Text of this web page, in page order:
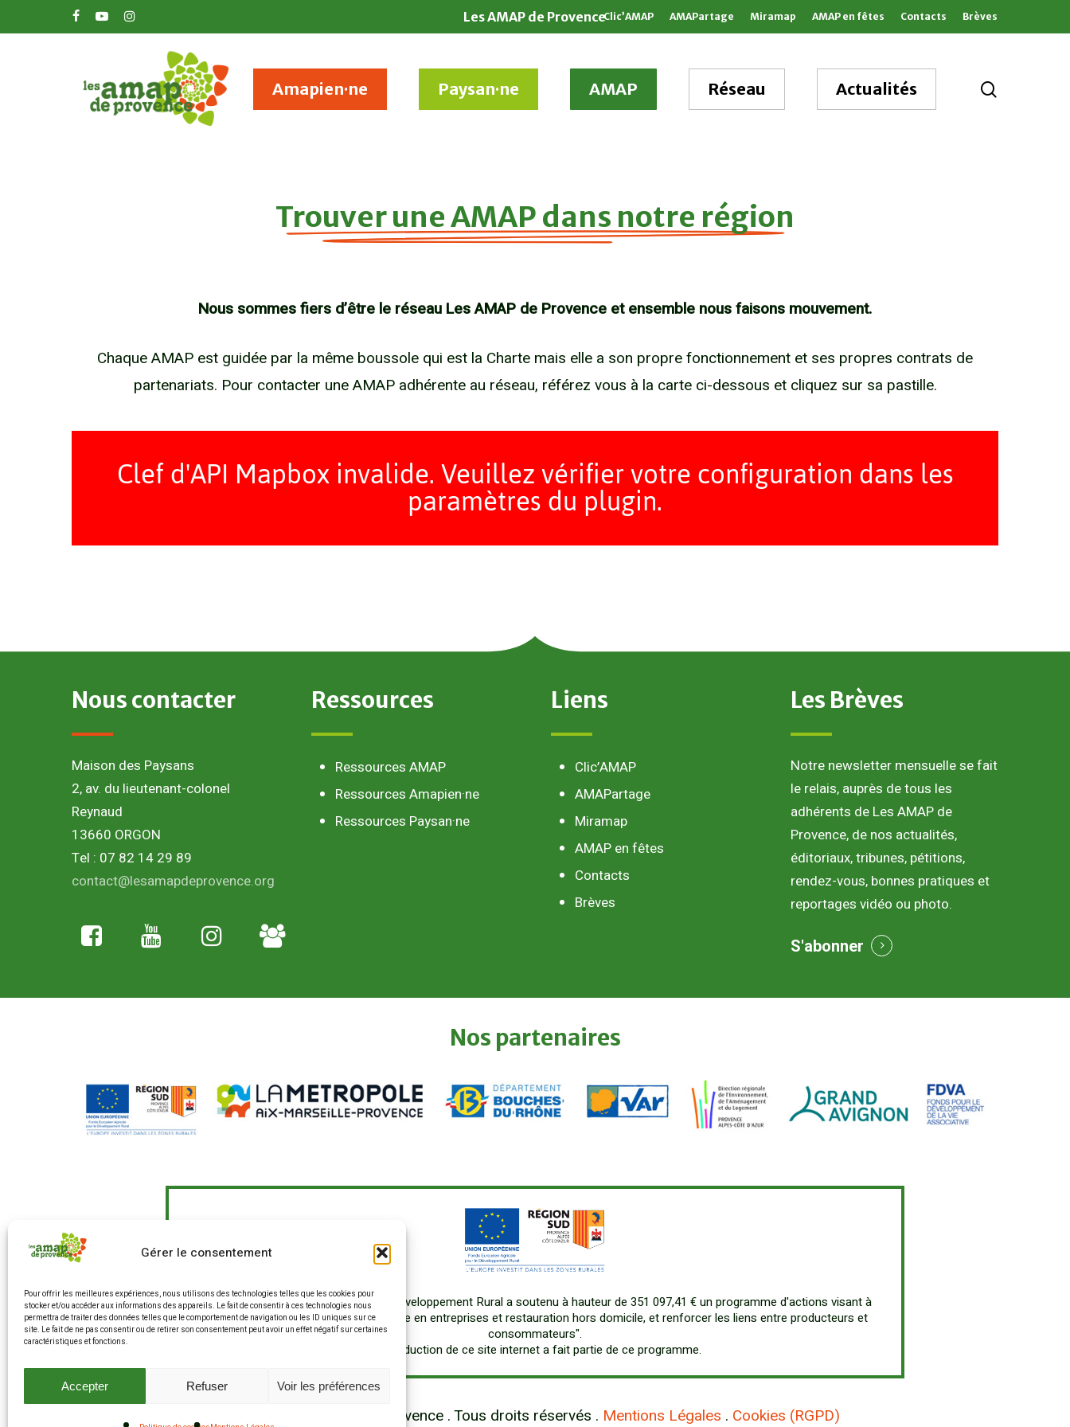
Gérer le consentement
Pour offrir les meilleures expériences, nous utilisons des technologies telles que les cookies pour
stocker et/ou accéder aux informations des appareils. Le fait de consentir à ces technologies nous
permettra de traiter des données telles que le comportement de navigation ou les ID uniques sur ce
site. Le fait de ne pas consentir ou de retirer son consentement peut avoir un effet négatif sur certaines
caractéristiques et fonctions.
Accepter Refuser Voir les préférences
to
facebookyoutubeinstagram Les AMAP de ProvenceClic’AMAP AMAPartage Miramap AMAP en fêtes Contacts Brèves
Amapien·ne Paysan·ne AMAP Réseau Actualités
Trouver une AMAP dans notre région
Nous sommes fiers d’être le réseau Les AMAP de Provence et ensemble nous faisons mouvement.
Chaque AMAP est guidée par la même boussole qui est la Charte mais elle a son propre fonctionnement et ses propres contrats de
partenariats. Pour contacter une AMAP adhérente au réseau, référez vous à la carte ci-dessous et cliquez sur sa pastille.
Clef d'API Mapbox invalide. Veuillez vérifier votre configuration dans les
paramètres du plugin.
Nouscontacter
Maison des Paysans
2, av. du lieutenant-colonel
Reynaud
13660 ORGON
Tel : 07 82 14 29 89
contact@lesamapdeprovence.org
Adhésion
paysan
Ressources
Ressources AMAP
Ressources Amapien·ne
Ressources Paysan·ne
Liens
Clic’AMAP
AMAPartage
Miramap
AMAP en fêtes
Contacts
Brèves
Les Brèves
Notre newsletter mensuelle se fait
le relais, auprès de tous les
adhérents de Les AMAP de
Provence, de nos actualités,
éditoriaux, tribunes, pétitions,
rendez-vous, bonnes pratiques et
reportages vidéo ou photo.
S'abonner
Nos partenaires
Le Fonds Européen Agricole pour le Développement Rural a soutenu à hauteur de 351 097,41 € un programme d'actions visant à
"Agir pour une alimentation plus durable en entreprises et restauration hors domicile, et renforcer les liens entre producteurs et
consommateurs".
La production de ce site internet a fait partie de ce programme.
© 2025 Les AMAP de Provence . Tous droits réservés . Mentions Légales . Cookies (RGPD)